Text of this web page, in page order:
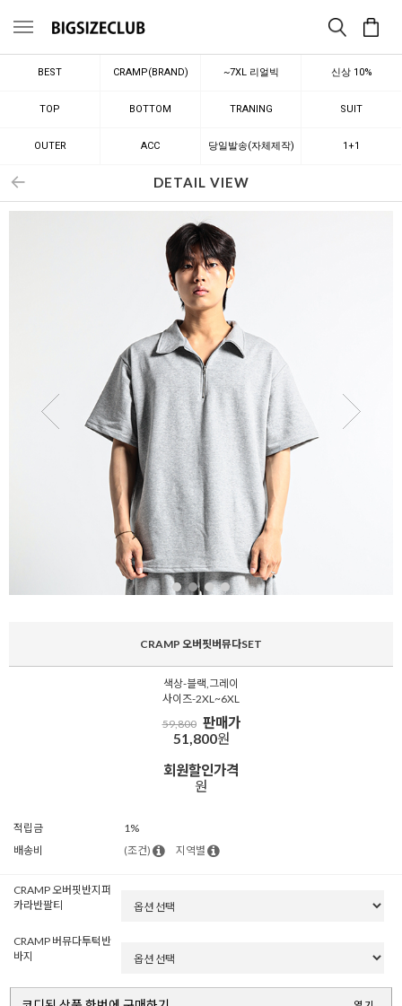
메뉴
BEST CRAMP(BRAND) ~7XL 리얼빅 신상 10%
TOP BOTTOM TRANING SUIT
OUTER ACC 당일발송(자체제작) 1+1
DETAIL VIEW
CRAMP 오버핏버뮤다SET
색상-블랙,그레이
사이즈-2XL~6XL
59,800 판매가
51,800원
회원할인가격
원
적립금
1%
배송비
(조건) 지역별
CRAMP 오버핏반지퍼
카라반팔티
CRAMP 버뮤다투턱반
바지